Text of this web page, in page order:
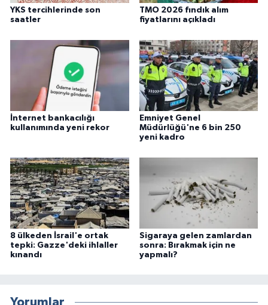
YKS tercihlerinde son
saatler
TMO 2026 fındık alım
fiyatlarını açıkladı
İnternet bankacılığı
kullanımında yeni rekor
Emniyet Genel
Müdürlüğü'ne 6 bin 250
yeni kadro
8 ülkeden İsrail'e ortak
tepki: Gazze'deki ihlaller
kınandı
Sigaraya gelen zamlardan
sonra: Bırakmak için ne
yapmalı?